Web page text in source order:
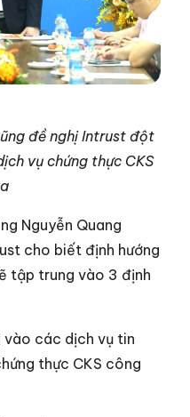
đề nghị Intrust đột
vụ chứng thực CKS
Nguyễn Quang
cho biết định hướng
tập trung vào 3 định
vào các dịch vụ tin
thực CKS công